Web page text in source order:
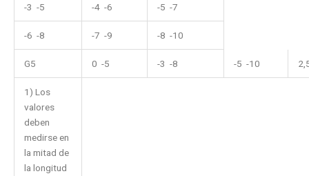
-3 -5 -4 -6 -5 -7
-6 -8 -7 -9 -8 -10
G5 0 -5 -3 -8 -5 -10
1) Los
valores
deben
medirse en
la mitad de
la longitud